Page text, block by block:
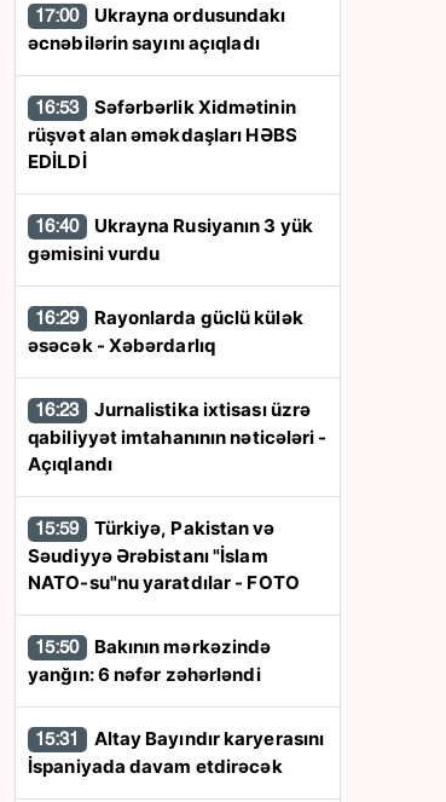
17:00
əcnəbilərin sayını açıqladı
16:53
rüşvət alan əməkdaşları HƏBS
EDİLDİ
16:40
gəmisini vurdu
16:29
əsəcək - Xəbərdarlıq
16:23
qabiliyyət imtahanının nəticələri -
Açıqlandı
15:59
Səudiyyə Ərəbistanı "İslam
NATO-su"nu yaratdılar - FOTO
15:50
yanğın: 6 nəfər zəhərləndi
15:31
İspaniyada davam etdirəcək